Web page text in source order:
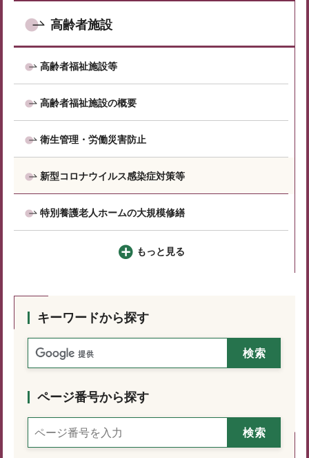
高齢者施設
高齢者福祉施設等
高齢者福祉施設の概要
衛生管理・労働災害防止
新型コロナウイルス感染症対策等
特別養護老人ホームの大規模修繕
もっと見る
キーワードから探す
ページ番号から探す